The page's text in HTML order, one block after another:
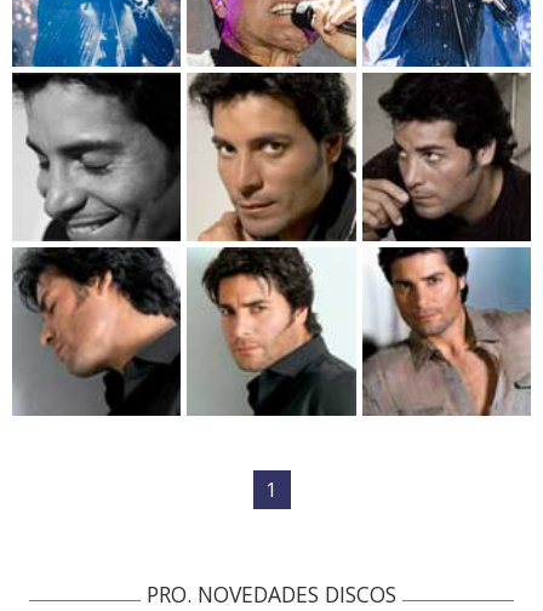
1
PRO. NOVEDADES DISCOS